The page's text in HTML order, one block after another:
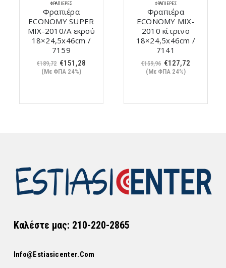
ΦΡΑΠΙΈΡΕΣ
Φραπιέρα
ECONOMY SUPER
MIX-2010/A εκρού
18×24,5x46cm /
7159
€189,72 Original
price
€151,28Η
(Με ΦΠΑ 24%)
ΦΡΑΠΙΈΡΕΣ
Φραπιέρα
ECONOMY MIX-
2010 κίτρινο
18×24,5x46cm /
7141
€159,96 Original
price
€127,72Η
(Με ΦΠΑ 24%)
Καλέστε μας: 210-220-2865
Info@estiasicenter.com